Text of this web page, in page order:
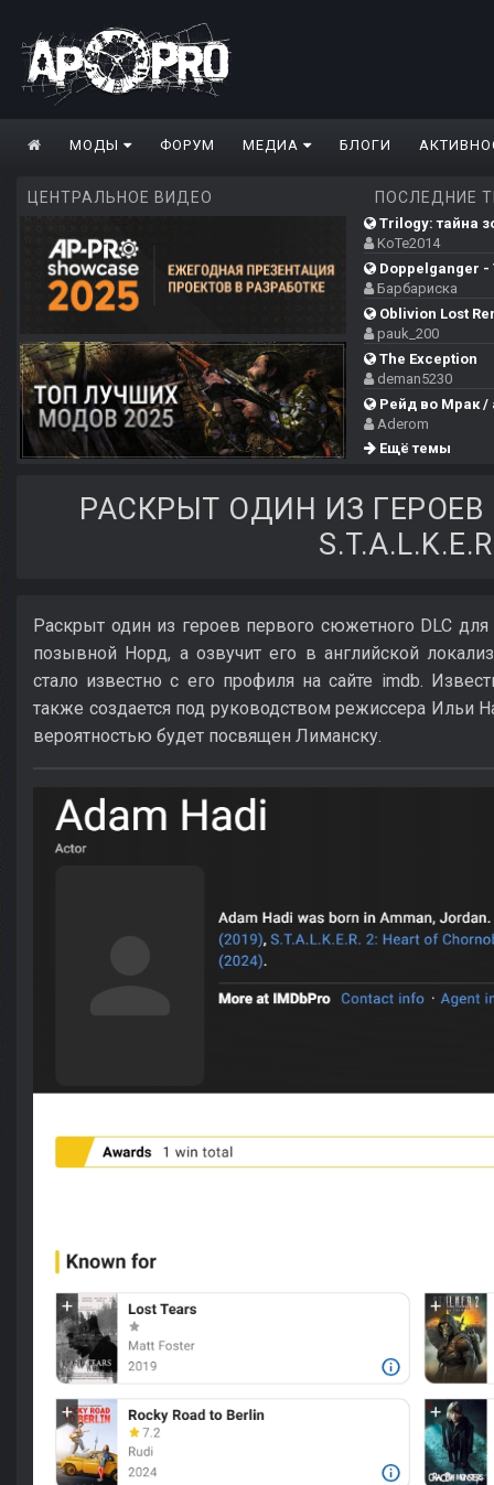
МОДЫ ФОРУМ МЕДИА БЛОГИ
ЦЕНТРАЛЬНОЕ ВИДЕО ПОСЛЕДНИЕ
Trilogy: тайна
KoTe2014
Doppelganger -
Барбариска
Oblivion Lost
pauk_200
The Exception
deman5230
Рейд во Мрак /
Aderom
Ещё темы
РАСКРЫТ ОДИН ИЗ ГЕРОЕВ
Раскрыт один из героев первого сюжетного DLC для
позывной Норд, а озвучит его в английской
стало известно с его профиля на сайте imdb.
также создается под руководством режиссера Ильи
вероятностью будет посвящен Лиманску.